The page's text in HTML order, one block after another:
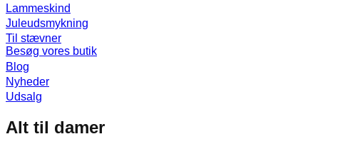
Lammeskind
Juleudsmykning
Til stævner
Besøg vores butik
Blog
Nyheder
Udsalg
Alt til damer